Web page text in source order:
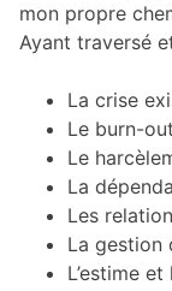
mon propre
Ayant traversé
La crise
Le burn-out
Le
La
Les
La gestion
L’estime